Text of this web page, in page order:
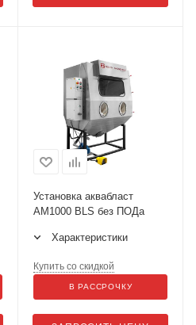
Установка аквабласт
AM1000 BLS без ПОДа
Характеристики
Купить со скидкой
В РАССРОЧКУ